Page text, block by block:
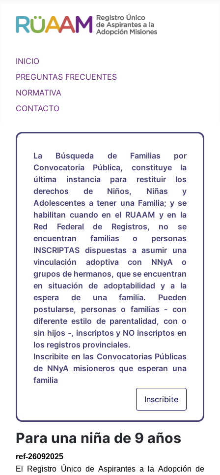
INICIO
PREGUNTAS FRECUENTES
NORMATIVA
CONTACTO
La Búsqueda de Familias por
Convocatoria Pública, constituye la
última instancia para restituir los
derechos de Niños, Niñas y
Adolescentes a tener una Familia; y se
habilitan cuando en el RUAAM y en la
Red Federal de Registros, no se
encuentran familias o personas
INSCRIPTAS dispuestas a asumir una
vinculación adoptiva con NNyA o
grupos de hermanos, que se encuentran
en situación de adoptabilidad y a la
espera de una familia. Pueden
postularse, personas o familias - con
diferente estilo de parentalidad, con o
sin hijos -, inscriptos y NO inscriptos en
los registros provinciales.
Inscribite en las Convocatorias Públicas
de NNyA misioneros que esperan una
familia
Inscribite
Para una niña de 9 años
ref-26092025
El Registro Único de Aspirantes a la Adopción de